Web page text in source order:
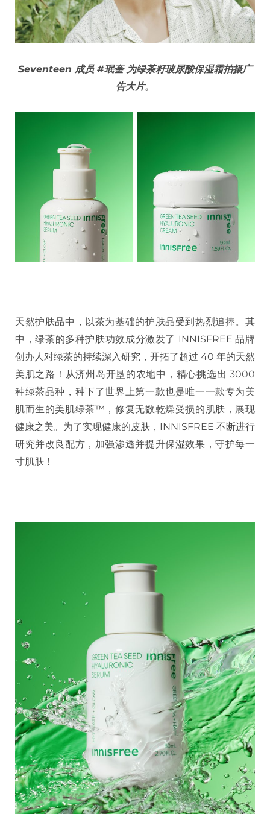
Seventeen 成员 #珉奎 为绿茶籽玻尿酸保湿霜拍摄广
告大片。
天然护肤品中，以茶为基础的护肤品受到热烈追捧。其
中，绿茶的多种护肤功效成分激发了 INNISFREE 品牌
创办人对绿茶的持续深入研究，开拓了超过 40 年的天然
美肌之路！从济州岛开垦的农地中，精心挑选出 3000
种绿茶品种，种下了世界上第一款也是唯一一款专为美
肌而生的美肌绿茶™，修复无数乾燥受损的肌肤，展现
健康之美。为了实现健康的皮肤，INNISFREE 不断进行
研究并改良配方，加强渗透并提升保湿效果，守护每一
寸肌肤！